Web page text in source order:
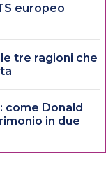
europeo
tre ragioni che
come Donald
in due